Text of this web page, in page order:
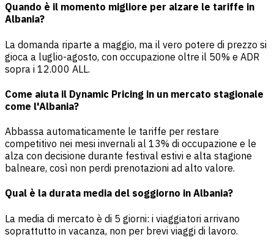
Quando è il momento migliore per alzare le tariffe in
Albania?
La domanda riparte a maggio, ma il vero potere di prezzo si
gioca a luglio-agosto, con occupazione oltre il 50% e ADR
sopra i 12.000 ALL.
Come aiuta il Dynamic Pricing in un mercato stagionale
come l'Albania?
Abbassa automaticamente le tariffe per restare
competitivo nei mesi invernali al 13% di occupazione e le
alza con decisione durante festival estivi e alta stagione
balneare, così non perdi prenotazioni ad alto valore.
Qual è la durata media del soggiorno in Albania?
La media di mercato è di 5 giorni: i viaggiatori arrivano
soprattutto in vacanza, non per brevi viaggi di lavoro.